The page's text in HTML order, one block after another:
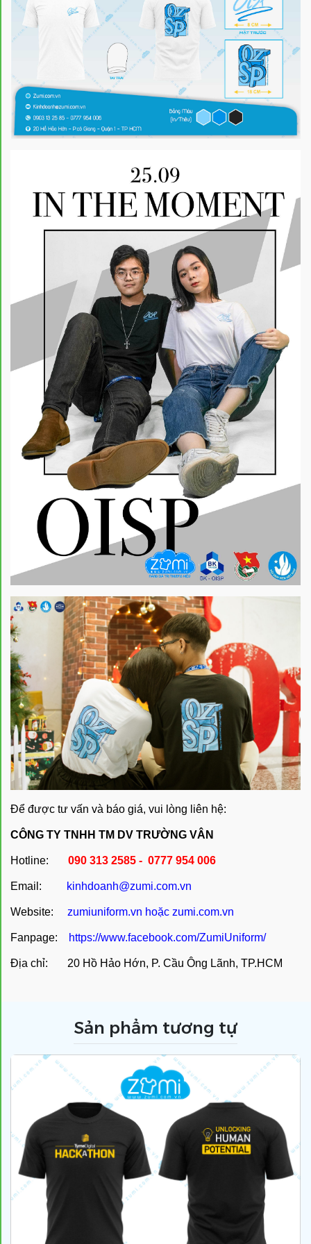
Để được tư vấn và báo giá, vui lòng liên hệ:
CÔNG TY TNHH TM DV TRƯỜNG VÂN
Hotline: 090 313 2585 - 0777 954 006
Email: kinhdoanh@zumi.com.vn
Website: zumiuniform.vn hoặc zumi.com.vn
Fanpage: https://www.facebook.com/ZumiUniform/
Địa chỉ: 20 Hồ Hảo Hớn, P. Cầu Ông Lãnh, TP.HCM
Sản phẩm tương tự